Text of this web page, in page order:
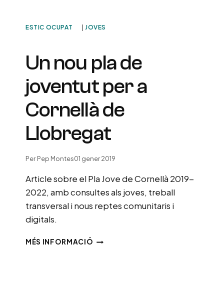
ESTIC OCUPAT JOVES
Un nou pla de
joventut per a
Cornellà de
Llobregat
Per Pep Montes01 gener 2019
Article sobre el Pla Jove de Cornellà 2019-
2022, amb consultes als joves, treball
transversal i nous reptes comunitaris i
digitals.
MÉS INFORMACIÓ UN